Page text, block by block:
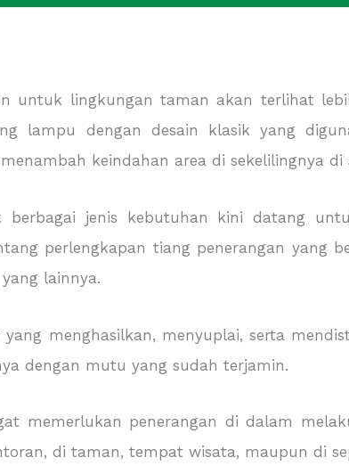
untuk lingkungan taman akan terlihat
lampu dengan desain klasik yang
keindahan area di sekelilingnya
jenis kebutuhan kini datang
perlengkapan tiang penerangan yang
lainnya.
menghasilkan, menyuplai, serta
dengan mutu yang sudah terjamin.
memerlukan penerangan di dalam
di taman, tempat wisata, maupun di